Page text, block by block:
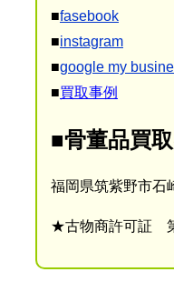
■fasebook
■instagram
■google my
■買取事例
■骨董品買
福岡県筑紫野市石
★古物商許可証